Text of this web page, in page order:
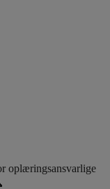
oplæringsansvarlige